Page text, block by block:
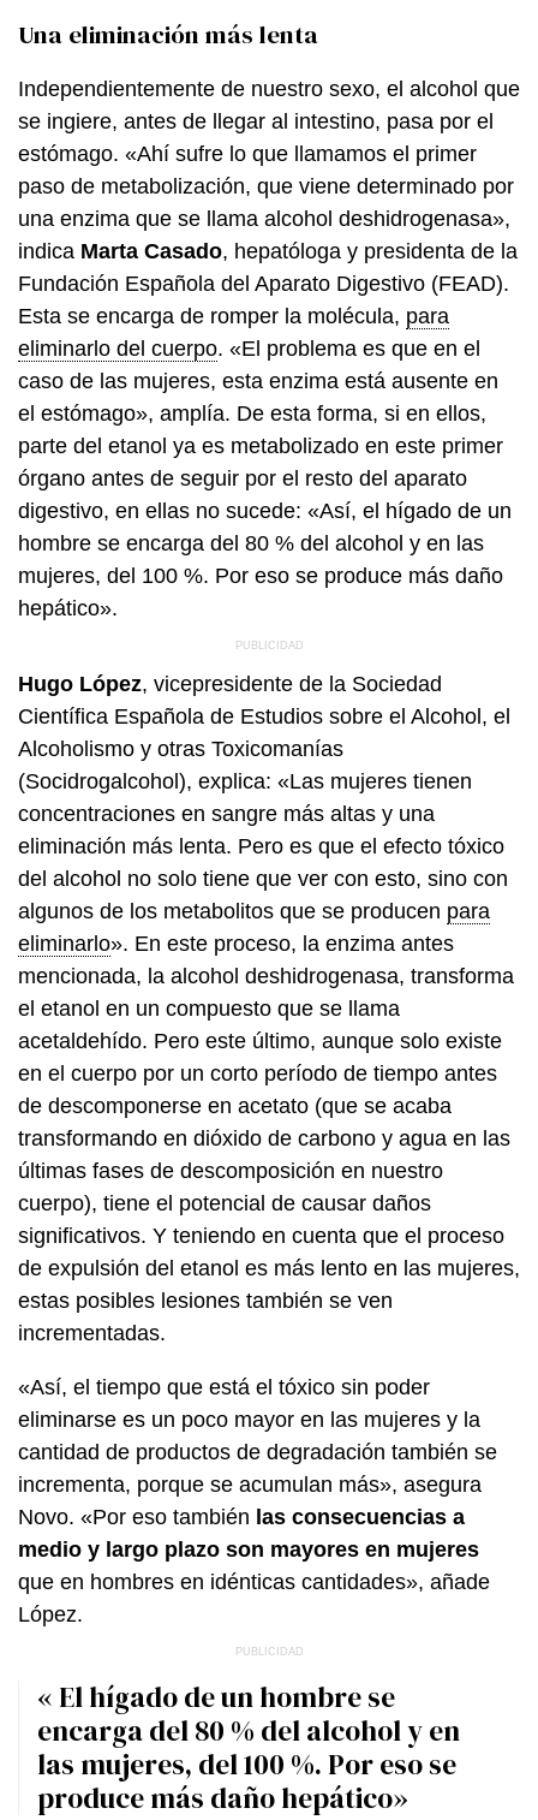
Una eliminación más lenta
Independientemente de nuestro sexo, el alcohol que
se ingiere, antes de llegar al intestino, pasa por el
estómago. «Ahí sufre lo que llamamos el primer
paso de metabolización, que viene determinado por
una enzima que se llama alcohol deshidrogenasa»,
indica Marta Casado, hepatóloga y presidenta de la
Fundación Española del Aparato Digestivo (FEAD).
Esta se encarga de romper la molécula, para
eliminarlo del cuerpo. «El problema es que en el
caso de las mujeres, esta enzima está ausente en
el estómago», amplía. De esta forma, si en ellos,
parte del etanol ya es metabolizado en este primer
órgano antes de seguir por el resto del aparato
digestivo, en ellas no sucede: «Así, el hígado de un
hombre se encarga del 80 % del alcohol y en las
mujeres, del 100 %. Por eso se produce más daño
hepático».
Hugo López, vicepresidente de la Sociedad
Científica Española de Estudios sobre el Alcohol, el
Alcoholismo y otras Toxicomanías
(Socidrogalcohol), explica: «Las mujeres tienen
concentraciones en sangre más altas y una
eliminación más lenta. Pero es que el efecto tóxico
del alcohol no solo tiene que ver con esto, sino con
algunos de los metabolitos que se producen para
eliminarlo». En este proceso, la enzima antes
mencionada, la alcohol deshidrogenasa, transforma
el etanol en un compuesto que se llama
acetaldehído. Pero este último, aunque solo existe
en el cuerpo por un corto período de tiempo antes
de descomponerse en acetato (que se acaba
transformando en dióxido de carbono y agua en las
últimas fases de descomposición en nuestro
cuerpo), tiene el potencial de causar daños
significativos. Y teniendo en cuenta que el proceso
de expulsión del etanol es más lento en las mujeres,
estas posibles lesiones también se ven
incrementadas.
«Así, el tiempo que está el tóxico sin poder
eliminarse es un poco mayor en las mujeres y la
cantidad de productos de degradación también se
incrementa, porque se acumulan más», asegura
Novo. «Por eso también las consecuencias a
medio y largo plazo son mayores en mujeres
que en hombres en idénticas cantidades», añade
López.
« El hígado de un hombre se
encarga del 80 % del alcohol y en
las mujeres, del 100 %. Por eso se
produce más daño hepático»